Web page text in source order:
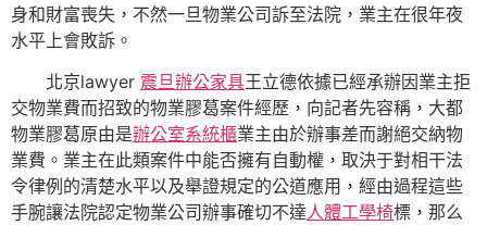
身和財富喪失，不然一旦物業公司訴至法院，業主在很年夜
水平上會敗訴。
北京lawyer 震旦辦公家具王立德依據已經承辦因業主拒
交物業費而招致的物業膠葛案件經歷，向記者先容稱，大都
物業膠葛原由是辦公室系統櫃業主由於辦事差而謝絕交納物
業費。業主在此類案件中能否擁有自動權，取決于對相干法
令律例的清楚水平以及舉證規定的公道應用，經由過程這些
手腕讓法院認定物業公司辦事確切不達人體工學椅標，那么